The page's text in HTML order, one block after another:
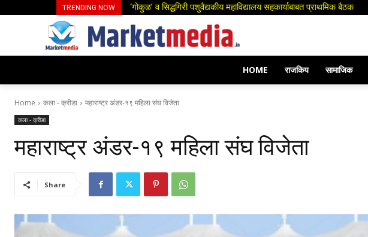
TRENDING NOW स्त्री भ्रूण हत्येच्या घटना रोखण्यासाठी ठोस उपाय योजना करा : जिल्हाधिकारी
HOME राजकिय सामाजिक
Home कला - क्रीडा महाराष्ट्र अंडर-१९ महिला संघ विजेता
कला - क्रीडा
महाराष्ट्र अंडर-१९ महिला संघ विजेता
Share